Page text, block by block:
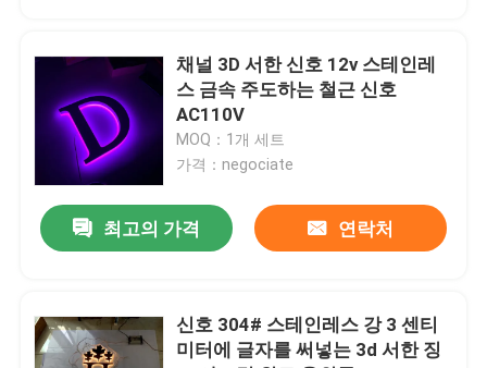
주도하는 네온 사인
금속 서한 신호
아크릴 서한 신호
상점 정면의 간판
채널 3D 서한 신호 12v 스테인레
스 금속 주도하는 철근 신호
AC110V
MOQ：1개 세트
가격：negociate
최고의 가격 연락처
신호 304# 스테인레스 강 3 센티
미터에 글자를 써넣는 3d 서한 징